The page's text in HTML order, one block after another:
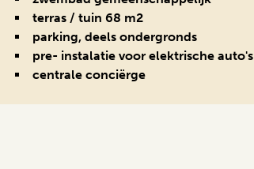
terras / tuin 68 m2
parking, deels ondergronds
pre- instalatie voor elektrische auto's
centrale conciërge